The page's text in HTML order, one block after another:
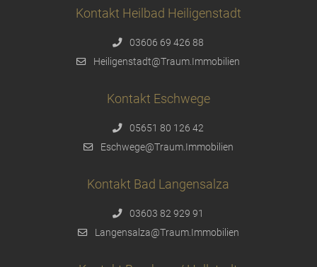
Kontakt Heilbad Heiligenstadt
03606 69 426 88
Heiligenstadt@Traum.Immobilien
Kontakt Eschwege
05651 80 126 42
Eschwege@Traum.Immobilien
Kontakt Bad Langensalza
03603 82 929 91
Langensalza@Traum.Immobilien